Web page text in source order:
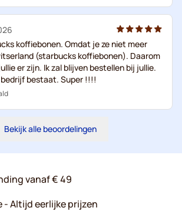
koffiebonen. Omdat je ze niet meer
(starbucks koffiebonen). Daarom
er zijn. Ik zal blijven bestellen bij jullie.
bestaat. Super !!!!
Bekijk alle beoordelingen
vanaf € 49
- Altijd eerlijke prijzen